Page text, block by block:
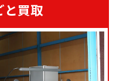
と買取